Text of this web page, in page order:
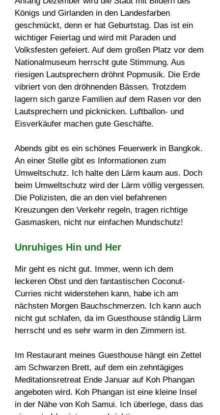
Königs und Girlanden in den Landesfarben
geschmückt, denn er hat Geburtstag. Das ist ein
wichtiger Feiertag und wird mit Paraden und
Volksfesten gefeiert. Auf dem großen Platz vor dem
Nationalmuseum herrscht gute Stimmung. Aus
riesigen Lautsprechern dröhnt Popmusik. Die Erde
vibriert von den dröhnenden Bässen. Trotzdem
lagern sich ganze Familien auf dem Rasen vor den
Lautsprechern und picknicken. Luftballon- und
Eisverkäufer machen gute Geschäfte.
Abends gibt es ein schönes Feuerwerk in Bangkok.
An einer Stelle gibt es Informationen zum
Umweltschutz. Ich halte den Lärm kaum aus. Doch
beim Umweltschutz wird der Lärm völlig vergessen.
Die Polizisten, die an den viel befahrenen
Kreuzungen den Verkehr regeln, tragen richtige
Gasmasken, nicht nur einfachen Mundschutz!
Unruhiges Hin und Her
Mir geht es nicht gut. Immer, wenn ich dem
leckeren Obst und den fantastischen Coconut-
Curries nicht widerstehen kann, habe ich am
nächsten Morgen Bauchschmerzen. Ich kann auch
nicht gut schlafen, da im Guesthouse ständig Lärm
herrscht und es sehr warm in den Zimmern ist.
Im Restaurant meines Guesthouse hängt ein Zettel
am Schwarzen Brett, auf dem ein zehntägiges
Meditationsretreat Ende Januar auf Koh Phangan
angeboten wird. Koh Phangan ist eine kleine Insel
in der Nähe von Koh Samui. Ich überlege, dass das